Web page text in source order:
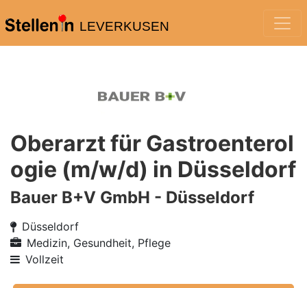
LEVERKUSEN
Oberarzt für Gastroenterol
ogie (m/w/d) in Düsseldorf
Bauer B+V GmbH - Düsseldorf
Düsseldorf
Medizin, Gesundheit, Pflege
Vollzeit